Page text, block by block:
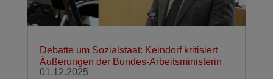
Debatte um Sozialstaat: Keindorf kritisiert
Äußerungen der Bundes-Arbeitsministerin
01.12.2025